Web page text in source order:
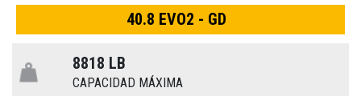
40.8 EVO2 - GD
8818 LB
CAPACIDAD MÁXIMA